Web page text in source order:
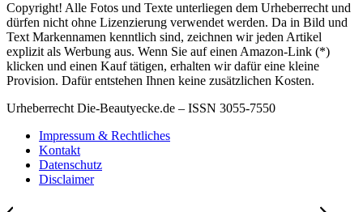
Copyright! Alle Fotos und Texte unterliegen dem Urheberrecht und
dürfen nicht ohne Lizenzierung verwendet werden. Da in Bild und
Text Markennamen kenntlich sind, zeichnen wir jeden Artikel
explizit als Werbung aus. Wenn Sie auf einen Amazon-Link (*)
klicken und einen Kauf tätigen, erhalten wir dafür eine kleine
Provision. Dafür entstehen Ihnen keine zusätzlichen Kosten.
Urheberrecht Die-Beautyecke.de – ISSN 3055-7550
Impressum & Rechtliches
Kontakt
Datenschutz
Disclaimer